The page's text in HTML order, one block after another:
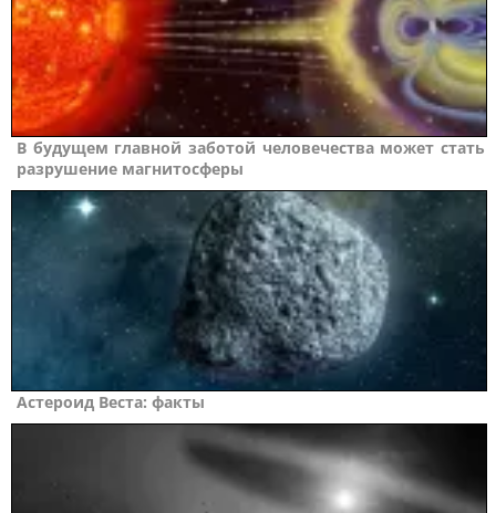
В будущем главной заботой человечества может стать
разрушение магнитосферы
Астероид Веста: факты